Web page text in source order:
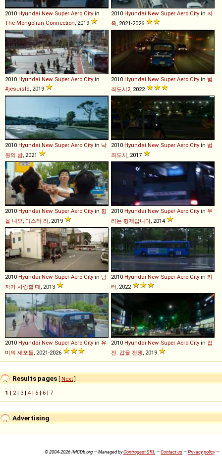
2010 Hyundai New Super Aero City in
The Mongolian Connection, 2019
2010 Hyundai New Super Aero City in 지
옥, 2021-2026
2010 Hyundai New Super Aero City in
#jesuislà, 2019
2010 Hyundai New Super Aero City in 범
죄도시2, 2022
2010 Hyundai New Super Aero City in 낙
원의 밤, 2021
2010 Hyundai New Super Aero City in 범
죄도시, 2017
2010 Hyundai New Super Aero City in 힘
을 내요, 미스터 리, 2019
2010 Hyundai New Super Aero City in 우
리는 형제입니다, 2014
2010 Hyundai New Super Aero City in 남
자가 사랑할 때, 2013
2010 Hyundai New Super Aero City in 카
터, 2022
2010 Hyundai New Super Aero City in 유
미의 세포들, 2021-2026
2010 Hyundai New Super Aero City in 접
전: 갑을 전쟁, 2019
Results pages [ Next]
1 | 2| 3 | 4 | 5 | 6 | 7
Advertising
© 2004-2026 IMCDb.org — Managed byControgest SRL—Contact us—Privacy policy—